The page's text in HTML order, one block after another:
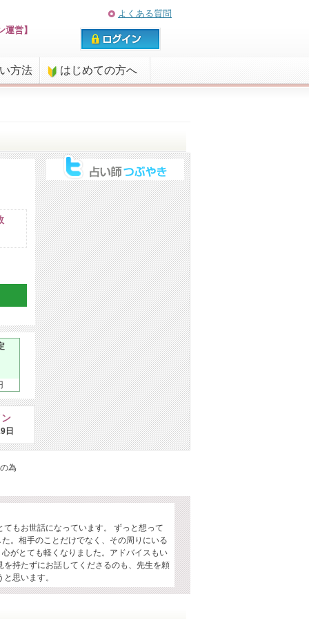
営】
よくある質問
方法 はじめての方へ
日
為
もお世話になっています。 ずっと想って
。相手のことだけでなく、その周りにいる
がとても軽くなりました。アドバイスもい
持たずにお話してくださるのも、先生を頼
思います。